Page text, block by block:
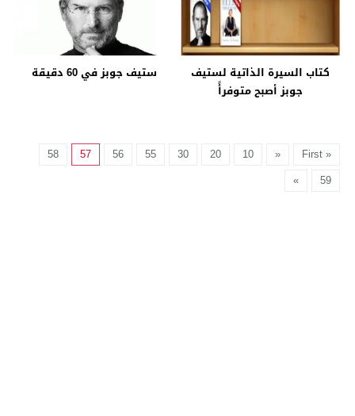
كتاب السيرة الذاتية لستيف
جوبز أصبح متوفرأً
ستيف جوبز في 60 دقيقة
« First
«
10
20
30
55
56
57
58
59
»